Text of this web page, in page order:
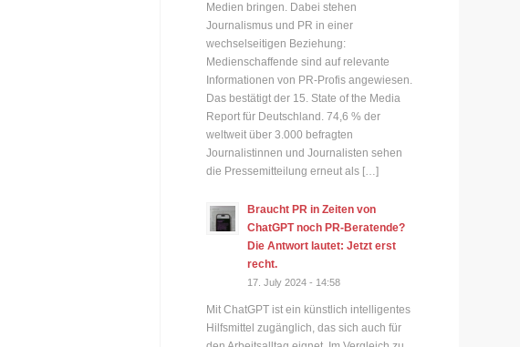
Medien bringen. Dabei stehen
Journalismus und PR in einer
wechselseitigen Beziehung:
Medienschaffende sind auf relevante
Informationen von PR-Profis angewiesen.
Das bestätigt der 15. State of the Media
Report für Deutschland. 74,6 % der
weltweit über 3.000 befragten
Journalistinnen und Journalisten sehen
die Pressemitteilung erneut als […]
Braucht PR in Zeiten von
ChatGPT noch PR-Beratende?
Die Antwort lautet: Jetzt erst
recht.
17. July 2024 - 14:58
Mit ChatGPT ist ein künstlich intelligentes
Hilfsmittel zugänglich, das sich auch für